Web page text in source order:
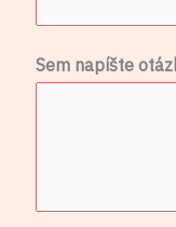
F
W
Sem napíšte